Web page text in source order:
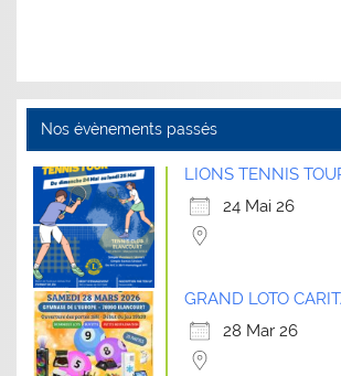
Nos évènements passés
LIONS TENNIS
24 Mai 26
GRAND LOTO
28 Mar 26